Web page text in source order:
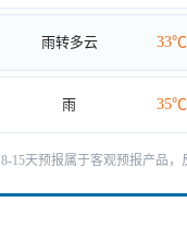
雨转多云 33℃
雨 35℃
8-15天预报属于客观预报产品